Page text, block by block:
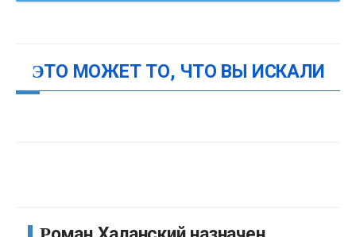
ЭТО МОЖЕТ ТО, ЧТО ВЫ ИСКАЛИ